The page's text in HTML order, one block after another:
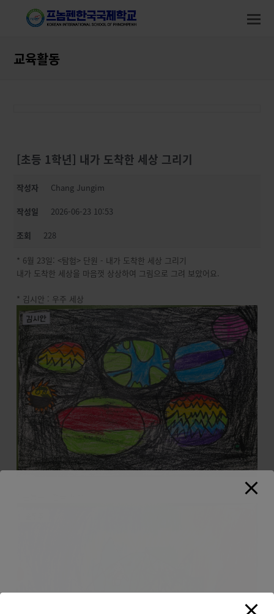
교육활동
[초등 1학년] 내가 도착한 세상 그리기
작성자 Chang Jungim
작성일 2026-06-23 10:53
조회 228
* 6월 23일: <탐험> 단원 - 내가 도착한 세상 그리기
내가 도착한 세상을 마음껏 상상하여 그림으로 그려 보았어요.
* 김시안 : 우주 세상